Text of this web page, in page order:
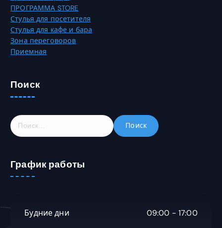
ПРОГРАММА STORE
Стулья для посетителя
Стулья для кафе и бара
Зона переговоров
Приемная
Поиск
Н
а
и
:
График работы
Будние дни
09:00 - 17:00